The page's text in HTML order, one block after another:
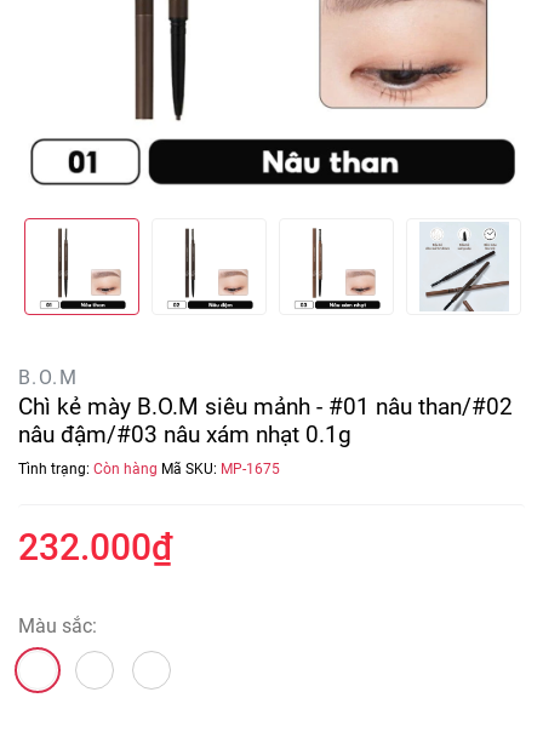
B.O.M
Chì kẻ mày B.O.M siêu mảnh - #01 nâu than/#02
nâu đậm/#03 nâu xám nhạt 0.1g
Tình trạng: Còn hàng Mã SKU: MP-1675
232.000₫
Màu sắc: